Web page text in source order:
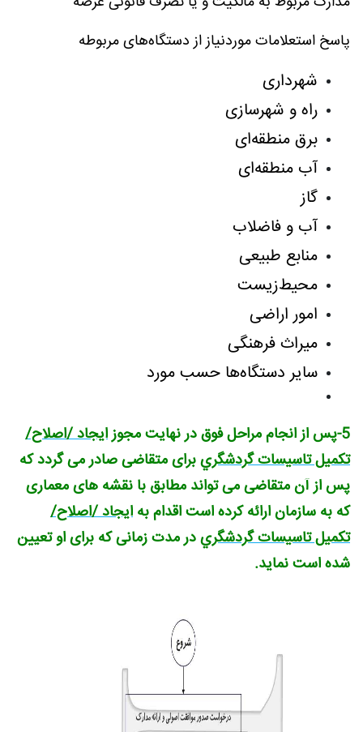
پاسخ استعلامات موردنیاز از دستگاه‌های مربوطه
شهرداری
راه و شهرسازی
برق منطقه‌ای
آب منطقه‌ای
گاز
آب و فاضلاب
منابع طبیعی
محیط‌زیست
امور اراضی
میراث فرهنگی
سایر دستگاه‌ها حسب مورد
5-پس از انجام مراحل فوق در نهایت مجوز
ایجاد /اصلاح/
تکمیل تاسیسات گردشگريبرای متقاضی صادر می گردد که
پس از آن متقاضی می تواند مطابق با نقشه های معماری
که به سازمان ارائه کرده است اقدام به ایجاد /اصلاح/
تکمیل تاسیسات گردشگريدر مدت زمانی که برای او تعیین
شده است نماید.